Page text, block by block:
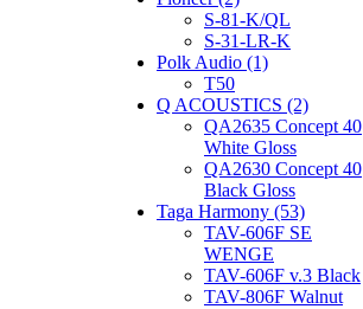
S-81-K/QL
S-31-LR-K
Polk Audio (1)
T50
Q ACOUSTICS (2)
QA2635 Concept 40
White Gloss
QA2630 Concept 40
Black Gloss
Taga Harmony (53)
TAV-606F SE
WENGE
TAV-606F v.3 Black
TAV-806F Walnut